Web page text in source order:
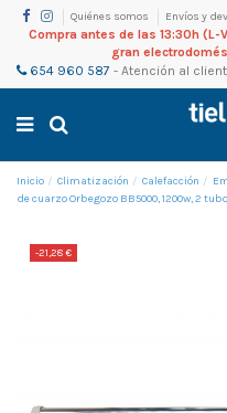
Quiénes somos Envíos y
Compra antes de las 13:30h
gran
654 960 587 - Atención al
Inicio Climatización Calefacción
de cuarzo Orbegozo BB5000, 1200w, 2
-21,28 €